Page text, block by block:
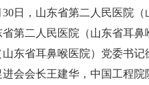
，山东省第二人民医院（
第二人民医院（山东省耳鼻
东省耳鼻喉医院）党委书记
会会长王建华，中国工程院